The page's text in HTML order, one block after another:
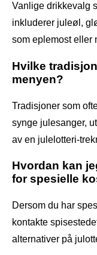
Vanlige drikkevalg
inkluderer juleøl,
som eplemost eller
Hvilke
menyen?
Tradisjoner som
synge julesanger,
av en julelotteri-
Hvordan kan
for spesielle
Dersom du har
kontakte
alternativer på